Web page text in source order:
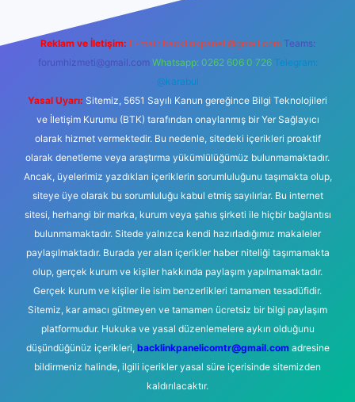
Reklam ve İletişim: E-mail: backlinkpaneli@gmail.com Teams:
forumhizmeti@gmail.com Whatsapp: 0262 606 0 726 Telegram:
@karabul
Yasal Uyarı: Sitemiz, 5651 Sayılı Kanun gereğince Bilgi Teknolojileri
ve İletişim Kurumu (BTK) tarafından onaylanmış bir Yer Sağlayıcı
olarak hizmet vermektedir. Bu nedenle, sitedeki içerikleri proaktif
olarak denetleme veya araştırma yükümlülüğümüz bulunmamaktadır.
Ancak, üyelerimiz yazdıkları içeriklerin sorumluluğunu taşımakta olup,
siteye üye olarak bu sorumluluğu kabul etmiş sayılırlar. Bu internet
sitesi, herhangi bir marka, kurum veya şahıs şirketi ile hiçbir bağlantısı
bulunmamaktadır. Sitede yalnızca kendi hazırladığımız makaleler
paylaşılmaktadır. Burada yer alan içerikler haber niteliği taşımamakta
olup, gerçek kurum ve kişiler hakkında paylaşım yapılmamaktadır.
Gerçek kurum ve kişiler ile isim benzerlikleri tamamen tesadüfidir.
Sitemiz, kar amacı gütmeyen ve tamamen ücretsiz bir bilgi paylaşım
platformudur. Hukuka ve yasal düzenlemelere aykırı olduğunu
düşündüğünüz içerikleri, backlinkpanelicomtr@gmail.comadresine
bildirmeniz halinde, ilgili içerikler yasal süre içerisinde sitemizden
kaldırılacaktır.